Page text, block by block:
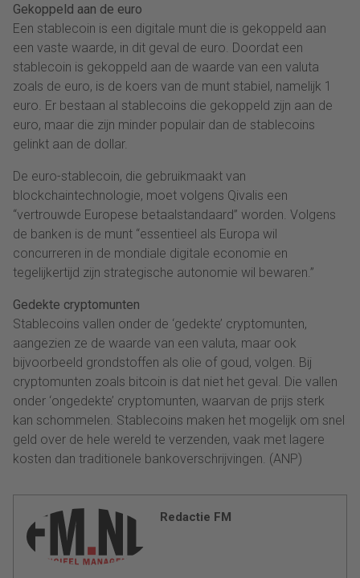
Gekoppeld aan de euro
Een stablecoin is een digitale munt die is gekoppeld aan
een vaste waarde, in dit geval de euro. Doordat een
stablecoin is gekoppeld aan de waarde van een valuta
zoals de euro, is de koers van de munt stabiel, namelijk 1
euro. Er bestaan al stablecoins die gekoppeld zijn aan de
euro, maar die zijn minder populair dan de stablecoins
gelinkt aan de dollar.
De euro-stablecoin, die gebruikmaakt van
blockchaintechnologie, moet volgens Qivalis een
“vertrouwde Europese betaalstandaard” worden. Volgens
de banken is de munt “essentieel als Europa wil
concurreren in de mondiale digitale economie en
tegelijkertijd zijn strategische autonomie wil bewaren.”
Gedekte cryptomunten
Stablecoins vallen onder de ‘gedekte’ cryptomunten,
aangezien ze de waarde van een valuta, maar ook
bijvoorbeeld grondstoffen als olie of goud, volgen. Bij
cryptomunten zoals bitcoin is dat niet het geval. Die vallen
onder ‘ongedekte’ cryptomunten, waarvan de prijs sterk
kan schommelen. Stablecoins maken het mogelijk om snel
geld over de hele wereld te verzenden, vaak met lagere
kosten dan traditionele bankoverschrijvingen. (ANP)
Redactie FM